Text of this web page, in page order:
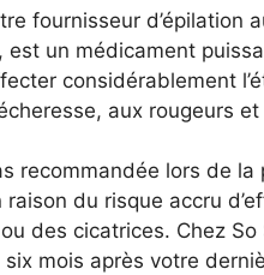
fournisseur d’épilation
est un médicament
considérablement
aux rougeurs
recommandée lors de la
du risque accru
des cicatrices. Chez
six mois après votre